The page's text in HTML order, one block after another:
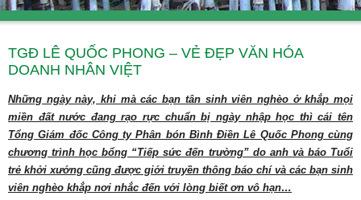
TGĐ LÊ QUỐC PHONG – VẺ ĐẸP VĂN HÓA
DOANH NHÂN VIỆT
Những ngày này, khi mà các bạn tân sinh viên nghèo ở khắp mọi
miền đất nước đang rạo rực chuẩn bị ngày nhập học thì cái tên
Tổng Giám đốc Công ty Phân bón Bình Điền Lê Quốc Phong cùng
chương trình học bổng “Tiếp sức đến trường” do anh và báo Tuổi
trẻ khởi xướng cũng được giới truyền thông báo chí và các bạn sinh
viên nghèo khắp nơi nhắc đến với lòng biết ơn vô hạn…